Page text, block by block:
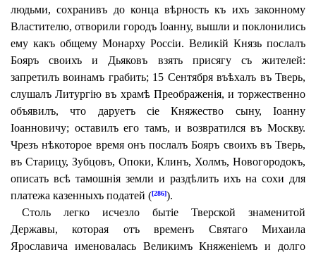
людьми, сохранивъ до конца вѣрность къ ихъ законному
Властителю, отворили городъ Іоанну, вышли и поклонились
ему какъ общему Монарху Россіи. Великій Князь послалъ
Бояръ своихъ и Дьяковъ взять присягу съ жителей:
запретилъ воинамъ грабить; 15 Сентября въѣхалъ въ Тверь,
слушалъ Литургію въ храмѣ Преображенія, и торжественно
объявилъ, что даруетъ сіе Княжество сыну, Іоанну
Іоанновичу; оставилъ его тамъ, и возвратился въ Москву.
Чрезъ нѣкоторое время онъ послалъ Бояръ своихъ въ Тверь,
въ Старицу, Зубцовъ, Опоки, Клинъ, Холмъ, Новогородокъ,
описать всѣ тамошнія земли и раздѣлить ихъ на сохи для
платежа казенныхъ податей ([286]).
Столь легко исчезло бытіе Тверской знаменитой
Державы, которая отъ временъ Святаго Михаила
Ярославича именовалась Великимъ Княженіемъ и долго